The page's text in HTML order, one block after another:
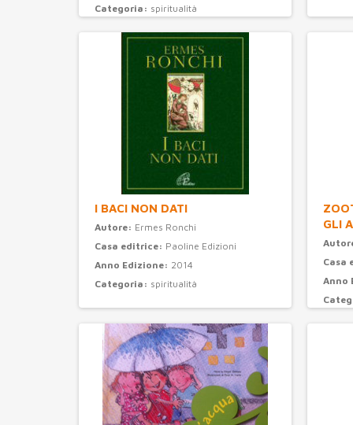
Categoria: spiritualità
I BACI NON DATI
Autore: Ermes Ronchi
Casa editrice: Paoline Edizioni
Anno Edizione: 2014
Categoria: spiritualità
GLI
Casa
Anno